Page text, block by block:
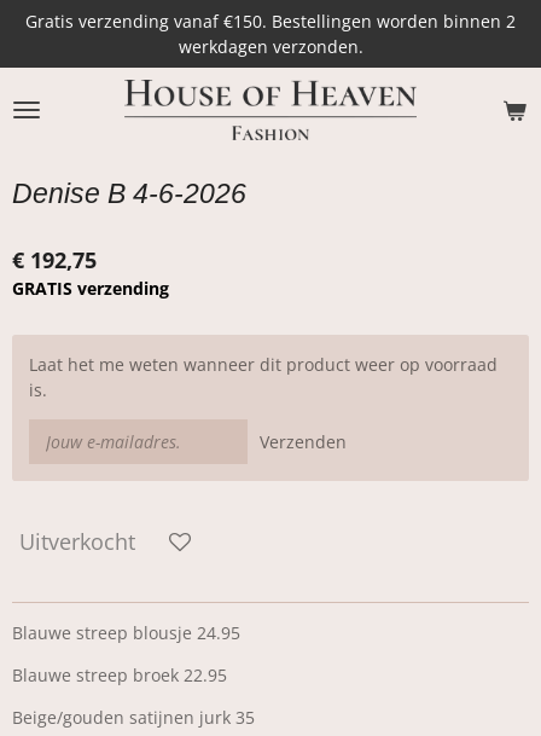
Ga
naar
de
hoofdinhoud
Gratis verzending vanaf €150. Bestellingen worden binnen 2
werkdagen verzonden.
Denise B 4-6-2026
€ 192,75
GRATIS verzending
Laat het me weten wanneer dit product weer op voorraad
is.
Verzenden
Uitverkocht
Blauwe streep blousje 24.95
Blauwe streep broek 22.95
Beige/gouden satijnen jurk 35